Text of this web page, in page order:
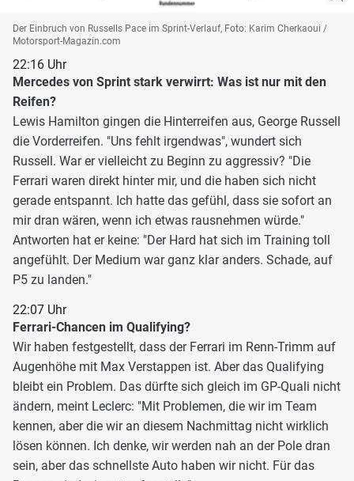
Der Einbruch von Russells Pace im Sprint-Verlauf, Foto: Karim Cherkaoui /
Motorsport-Magazin.com
22:16 Uhr
Mercedes von Sprint stark verwirrt: Was ist nur mit den
Reifen?
Lewis Hamilton gingen die Hinterreifen aus, George Russell
die Vorderreifen. "Uns fehlt irgendwas", wundert sich
Russell. War er vielleicht zu Beginn zu aggressiv? "Die
Ferrari waren direkt hinter mir, und die haben sich nicht
gerade entspannt. Ich hatte das gefühl, dass sie sofort an
mir dran wären, wenn ich etwas rausnehmen würde."
Antworten hat er keine: "Der Hard hat sich im Training toll
angefühlt. Der Medium war ganz klar anders. Schade, auf
P5 zu landen."
22:07 Uhr
Ferrari-Chancen im Qualifying?
Wir haben festgestellt, dass der Ferrari im Renn-Trimm auf
Augenhöhe mit Max Verstappen ist. Aber das Qualifying
bleibt ein Problem. Das dürfte sich gleich im GP-Quali nicht
ändern, meint Leclerc: "Mit Problemen, die wir im Team
kennen, aber die wir an diesem Nachmittag nicht wirklich
lösen können. Ich denke, wir werden nah an der Pole dran
sein, aber das schnellste Auto haben wir nicht. Für das